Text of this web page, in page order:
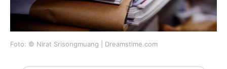
Foto: © Nirat Srisongmuang | Dreamstime.com